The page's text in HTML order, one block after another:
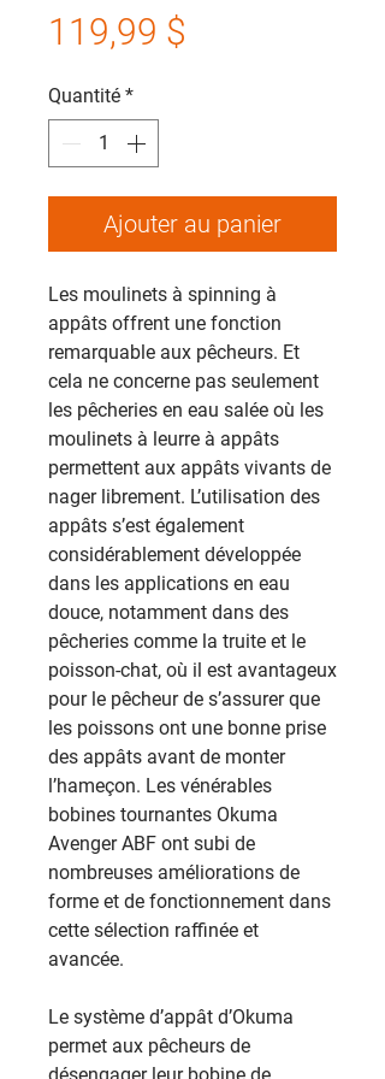
119,99 $
Quantité *
Ajouter au panier
Les moulinets à spinning à
appâts offrent une fonction
remarquable aux pêcheurs. Et
cela ne concerne pas seulement
les pêcheries en eau salée où les
moulinets à leurre à appâts
permettent aux appâts vivants de
nager librement. L’utilisation des
appâts s’est également
considérablement développée
dans les applications en eau
douce, notamment dans des
pêcheries comme la truite et le
poisson-chat, où il est avantageux
pour le pêcheur de s’assurer que
les poissons ont une bonne prise
des appâts avant de monter
l’hameçon. Les vénérables
bobines tournantes Okuma
Avenger ABF ont subi de
nombreuses améliorations de
forme et de fonctionnement dans
cette sélection raffinée et
avancée.
Le système d’appât d’Okuma
permet aux pêcheurs de